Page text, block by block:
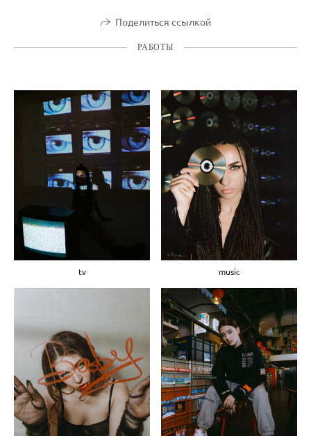
Поделиться ссылкой
РАБОТЫ
tv music